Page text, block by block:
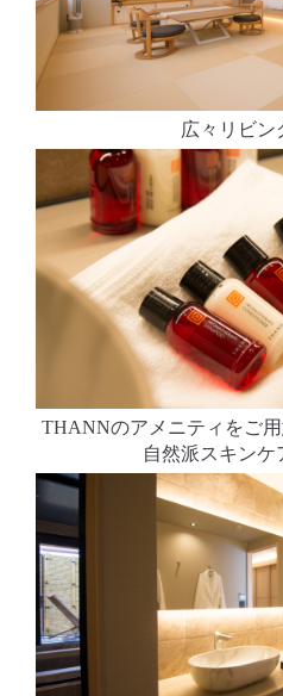
広々リビン
THANNのアメニティをご
自然派スキン